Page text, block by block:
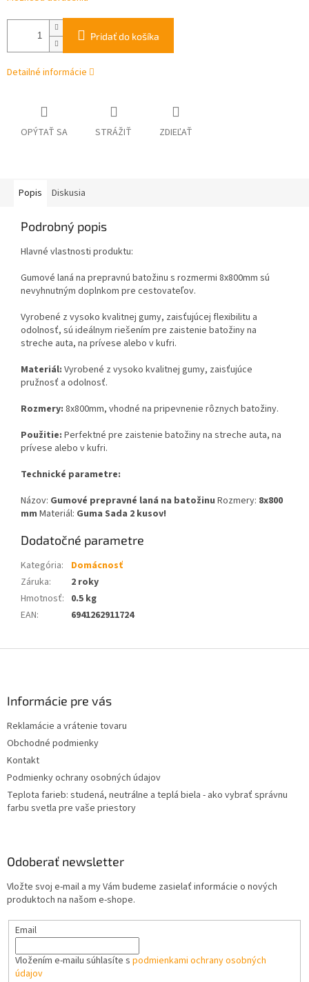
Pridať do košíka
Detailné informácie
OPÝTAŤ SA STRÁŽIŤ ZDIEĽAŤ
Popis Diskusia
Podrobný popis
Hlavné vlastnosti produktu:
Gumové laná na prepravnú batožinu s rozmermi 8x800mm sú
nevyhnutným doplnkom pre cestovateľov.
Vyrobené z vysoko kvalitnej gumy, zaisťujúcej flexibilitu a
odolnosť, sú ideálnym riešením pre zaistenie batožiny na
streche auta, na prívese alebo v kufri.
Materiál: Vyrobené z vysoko kvalitnej gumy, zaisťujúce
pružnosť a odolnosť.
Rozmery: 8x800mm, vhodné na pripevnenie rôznych batožiny.
Použitie: Perfektné pre zaistenie batožiny na streche auta, na
prívese alebo v kufri.
Technické parametre:
Názov: Gumové prepravné laná na batožinu Rozmery: 8x800
mm Materiál: Guma Sada 2 kusov!
Dodatočné parametre
Kategória:
Domácnosť
Záruka:
2 roky
Hmotnosť: 0.5 kg
EAN: 6941262911724
Informácie pre vás
Reklamácie a vrátenie tovaru
Obchodné podmienky
Kontakt
Podmienky ochrany osobných údajov
Teplota farieb: studená, neutrálne a teplá biela - ako vybrať správnu
farbu svetla pre vaše priestory
Odoberať newsletter
Vložte svoj e-mail a my Vám budeme zasielať informácie o nových
produktoch na našom e-shope.
Email
Vložením e-mailu súhlasíte s podmienkami ochrany osobných
údajov